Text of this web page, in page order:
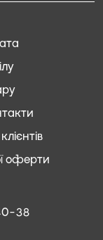
38
оферти